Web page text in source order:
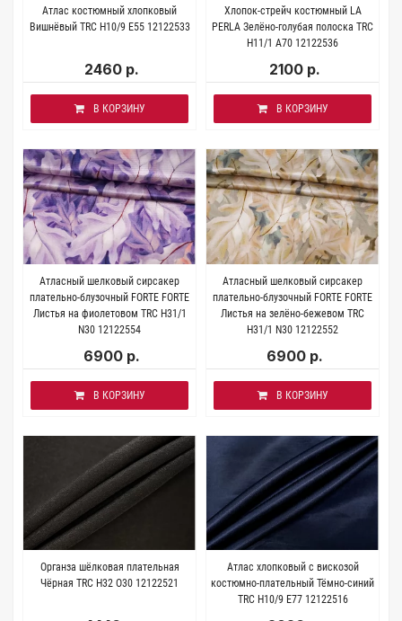
Атлас костюмный хлопковый
Вишнёвый TRC H10/9 E55 12122533
2460 р.
В КОРЗИНУ
Хлопок-стрейч костюмный LA
PERLA Зелёно-голубая полоска TRC
H11/1 A70 12122536
2100 р.
В КОРЗИНУ
Атласный шелковый сирсакер
плательно-блузочный FORTE FORTE
Листья на фиолетовом TRC H31/1
N30 12122554
6900 р.
В КОРЗИНУ
Атласный шелковый сирсакер
плательно-блузочный FORTE FORTE
Листья на зелёно-бежевом TRC
H31/1 N30 12122552
6900 р.
В КОРЗИНУ
Органза шёлковая плательная
Чёрная TRC H32 O30 12122521
Атлас хлопковый с вискозой
костюмно-плательный Тёмно-синий
TRC H10/9 E77 12122516